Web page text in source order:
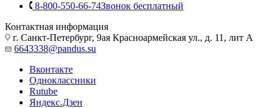
8-800-550-66-74Звонок бесплатный
Контактная информация
г. Санкт-Петербург, 9ая Красноармейская ул., д. 11, лит А
6643338@pandus.su
Вконтакте
Одноклассники
Rutube
Яндекс.Дзен